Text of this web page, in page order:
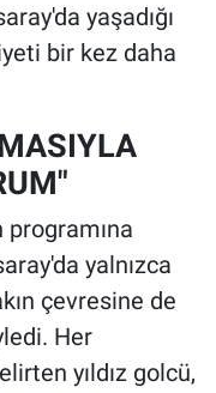
yaşadığı
bir kez daha
programına
yalnızca
çevresine de
Her
yıldız golcü,